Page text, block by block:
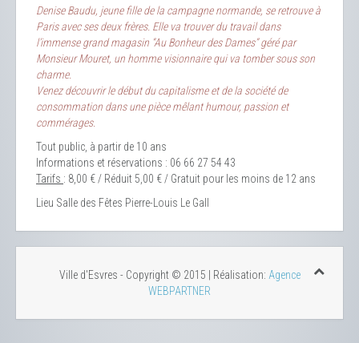
Denise Baudu, jeune fille de la campagne normande, se retrouve à
Paris avec ses deux frères. Elle va trouver du travail dans
l’immense grand magasin “Au Bonheur des Dames” géré par
Monsieur Mouret, un homme visionnaire qui va tomber sous son
charme.
Venez découvrir le début du capitalisme et de la société de
consommation dans une pièce mêlant humour, passion et
commérages.
Tout public, à partir de 10 ans
Informations et réservations : 06 66 27 54 43
Tarifs : 8,00 € / Réduit 5,00 € / Gratuit pour les moins de 12 ans
Lieu Salle des Fêtes Pierre-Louis Le Gall
Ville d'Esvres - Copyright © 2015 | Réalisation: Agence
WEBPARTNER